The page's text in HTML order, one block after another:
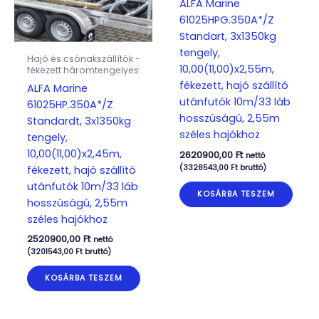
Hajó és csónakszállítók -
fékezett háromtengelyes
ALFA Marine
61025HP.350A*/Z
Standardt, 3x1350kg
tengely,
10,00(11,00)x2,45m,
fékezett, hajó szállító
utánfutók 10m/33 láb
hosszúságú, 2,55m
széles hajókhoz
2520900,00 Ft nettó
(3201543,00 Ftbruttó)
KOSÁRBA TESZEM
ALFA Marine
61025HPG.350A*/Z
Standart, 3x1350kg
tengely,
10,00(11,00)x2,55m,
fékezett, hajó szállító
utánfutók 10m/33 láb
hosszúságú, 2,55m
széles hajókhoz
2620900,00 Ft nettó
(3328543,00 Ftbruttó)
KOSÁRBA TESZEM